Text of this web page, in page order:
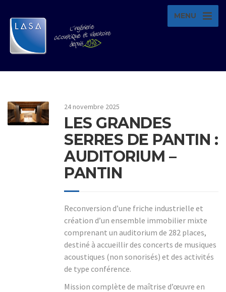
MENU
24 novembre 2025
LES GRANDES
SERRES DE PANTIN :
AUDITORIUM –
PANTIN
Reconversion d’une friche industrielle et
création d’un ensemble immobilier mixte
comprenant un auditorium de 282 places,
destiné à accueillir des concerts de musiques
acoustiques (non sonorisés) et des activités
de type conférence.
Mission complète de maîtrise d’œuvre en